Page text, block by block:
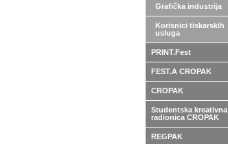
Grafička industrija
Korisnici tiskarskih
usluga
PRINT.Fest
FEST.A CROPAK
CROPAK
Studentska kreativna
radionica CROPAK
REGPAK